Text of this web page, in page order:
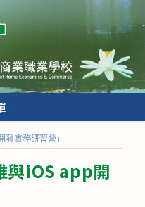
實務研習營」
與iOS app開